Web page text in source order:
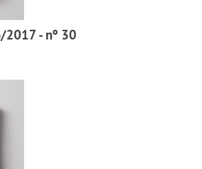
2017 - nº 30